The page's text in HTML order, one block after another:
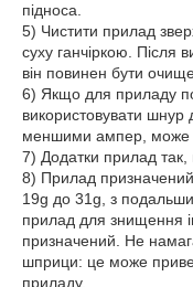
підноса.
5) Чистити прилад
суху ганчіркою. Після
він повинен бути
6) Якщо для приладу
використовувати
меншими ампер, може
7) Додатки прилад так,
8) Прилад призначений
19g до 31g, з
прилад для знищення
призначений. Не
шприци: це може
приладу.